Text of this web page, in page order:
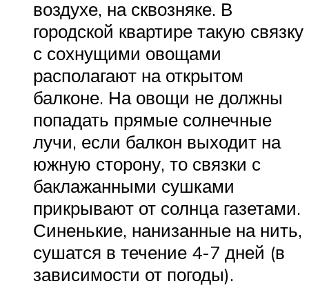
воздухе, на сквозняке. В
городской квартире такую связку
с сохнущими овощами
располагают на открытом
балконе. На овощи не должны
попадать прямые солнечные
лучи, если балкон выходит на
южную сторону, то связки с
баклажанными сушками
прикрывают от солнца газетами.
Синенькие, нанизанные на нить,
сушатся в течение 4-7 дней (в
зависимости от погоды).